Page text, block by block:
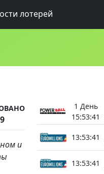
лотерей
и
1 День
15:53:41
13:53:41
13:53:41